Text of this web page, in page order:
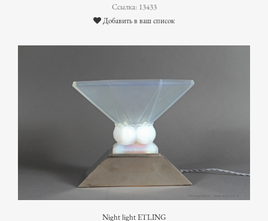
Ссылка: 13433
Добавить в ваш список
Night light ETLING